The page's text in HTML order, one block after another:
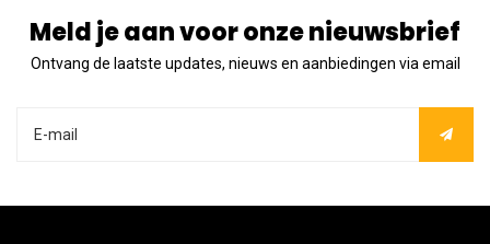
Meld je aan voor onze nieuwsbrief
Ontvang de laatste updates, nieuws en aanbiedingen via email